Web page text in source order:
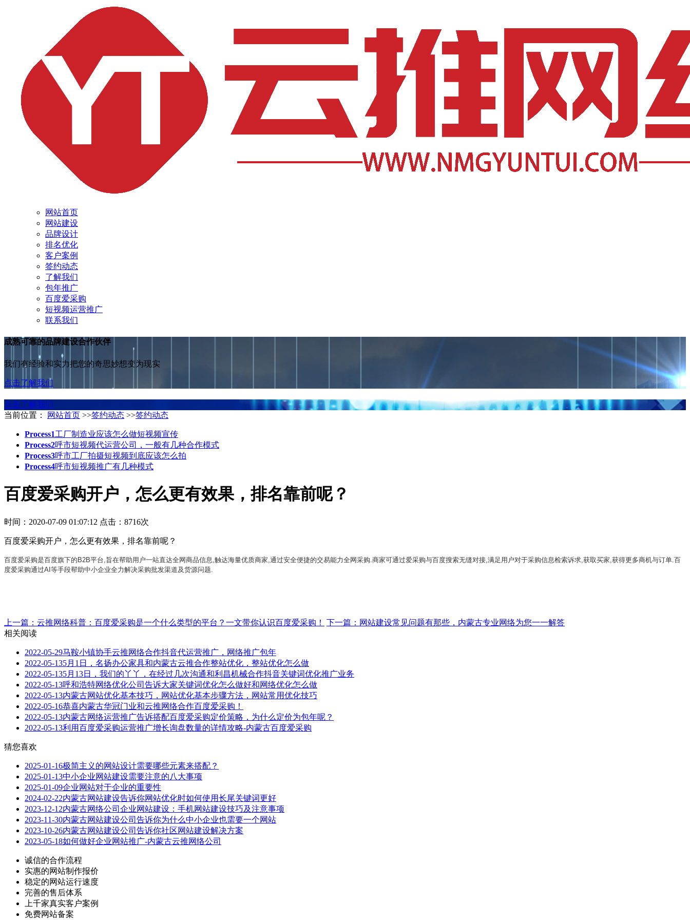
网站首页
网站建设
品牌设计
排名优化
客户案例
签约动态
了解我们
包年推广
百度爱采购
短视频运营推广
联系我们
成熟可靠的品牌建设合作伙伴
我们有经验和实力把您的奇思妙想变为现实
点击了解我们
点击了解我们
当前位置：
网站首页 >>签约动态 >>签约动态
Process1工厂制造业应该怎么做短视频宣传
Process2呼市短视频代运营公司，一般有几种合作模式
Process3呼市工厂拍摄短视频到底应该怎么拍
Process4呼市短视频推广有几种模式
百度爱采购开户，怎么更有效果，排名靠前呢？
时间：2020-07-09 01:07:12 点击：8716次
百度爱采购开户，怎么更有效果，排名靠前呢？
百度爱采购是百度旗下的B2B平台,旨在帮助用户一站直达全网商品信息,触达海量优质商家,通过安全便捷的交易能力全网采购.商家可通过爱采购与百度搜索无缝对接,满足用户对于采购信息检索诉求,获取买家,获得更多商机与订单.百
度爱采购通过AI等手段帮助中小企业全力解决采购批发渠道及货源问题.
上一篇：云推网络科普：百度爱采购是一个什么类型的平台？一文带你认识百度爱采购！
下一篇：网站建设常见问题有那些，内蒙古专业网络为您一一解答
相关阅读
2022-05-29马鞍小镇协手云推网络合作抖音代运营推广，网络推广包年
2022-05-135月1日，名扬办公家具和内蒙古云推合作整站优化，整站优化怎么做
2022-05-135月13日，我们的丫丫，在经过几次沟通和利昌机械合作抖音关键词优化推广业务
2022-05-13呼和浩特网络优化公司告诉大家关键词优化怎么做好和网络优化怎么做
2022-05-13内蒙古网站优化基本技巧，网站优化基本步骤方法，网站常用优化技巧
2022-05-16恭喜内蒙古华冠门业和云推网络合作百度爱采购！
2022-05-13内蒙古网络运营推广告诉搭配百度爱采购定价策略，为什么定价为包年呢？
2022-05-13利用百度爱采购运营推广增长询盘数量的详情攻略-内蒙古百度爱采购
猜您喜欢
2025-01-16极简主义的网站设计需要哪些元素来搭配？
2025-01-13中小企业网站建设需要注意的八大事项
2025-01-09企业网站对于企业的重要性
2024-02-22内蒙古网站建设告诉你网站优化时如何使用长尾关键词更好
2023-12-12内蒙古网络公司企业网站建设：手机网站建设技巧及注意事项
2023-11-30内蒙古网站建设公司告诉你为什么中小企业也需要一个网站
2023-10-26内蒙古网站建设公司告诉你社区网站建设解决方案
2023-05-18如何做好企业网站推广-内蒙古云推网络公司
诚信的合作流程
实惠的网站制作报价
稳定的网站运行速度
完善的售后体系
上千家真实客户案例
免费网站备案